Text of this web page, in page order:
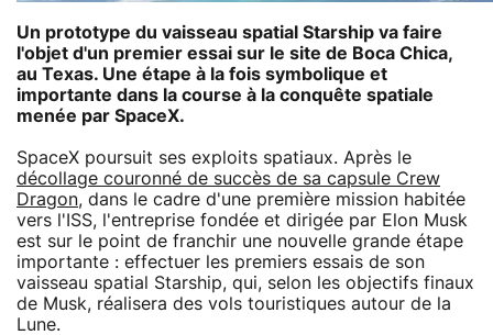
Un prototype du vaisseau spatial Starship va faire
l'objet d'un premier essai sur le site de Boca Chica,
au Texas. Une étape à la fois symbolique et
importante dans la course à la conquête spatiale
menée par SpaceX.
SpaceX poursuit ses exploits spatiaux. Après le
décollage couronné de succès de sa capsule Crew
Dragon, dans le cadre d'une première mission habitée
vers l'ISS, l'entreprise fondée et dirigée par Elon Musk
est sur le point de franchir une nouvelle grande étape
importante : effectuer les premiers essais de son
vaisseau spatial Starship, qui, selon les objectifs finaux
de Musk, réalisera des vols touristiques autour de la
Lune.